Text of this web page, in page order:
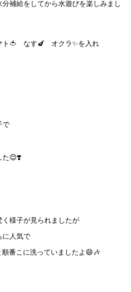
補給をしてから水遊びを楽しみまし
ト🍅 なす🍆 オクラ✨を入れ
で
た😊❣️
様子が見られましたが
に人気で
順番こに洗っていましたよ😄🎶